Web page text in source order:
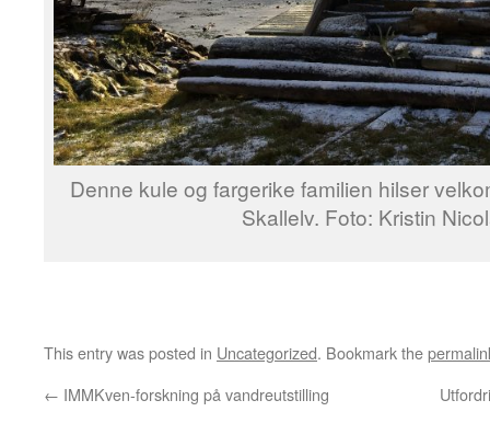
Denne kule og fargerike familien hilser
Skallelv. Foto: Kristin
This entry was posted in Uncategorized. Bookmark the
← IMMKven-forskning på vandreutstilling